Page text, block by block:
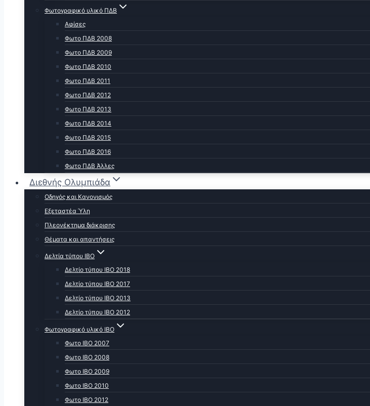
Φωτογραφικό υλικό ΠΔΒ
Αφίσες
Φωτο ΠΔΒ 2008
Φωτο ΠΔΒ 2009
Φωτο ΠΔΒ 2010
Φωτο ΠΔΒ 2011
Φωτο ΠΔΒ 2012
Φωτο ΠΔΒ 2013
Φωτο ΠΔΒ 2014
Φωτο ΠΔΒ 2015
Φωτο ΠΔΒ 2016
Φωτο ΠΔΒ Άλλες
Διεθνής Ολυμπιάδα
Οδηγός και Κανονισμός
Εξεταστέα Ύλη
Πλεονέκτημα διάκρισης
Θέματα και απαντήσεις
Δελτία τύπου ΙΒΟ
Δελτίο τύπου ΙΒΟ 2018
Δελτίο τύπου ΙΒΟ 2017
Δελτίο τύπου ΙΒΟ 2013
Δελτίο τύπου ΙΒΟ 2012
Φωτογραφικό υλικό ΙΒΟ
Φωτο ΙΒΟ 2007
Φωτο IBO 2008
Φωτο ΙΒΟ 2009
Φωτο ΙΒΟ 2010
Φωτο ΙΒΟ 2012